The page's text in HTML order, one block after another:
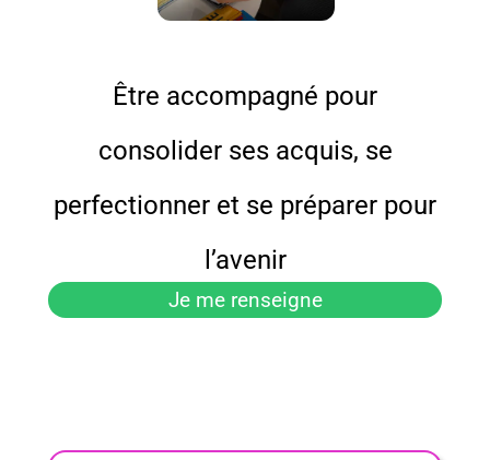
Être accompagné pour
consolider ses acquis, se
perfectionner et se préparer pour
l’avenir
Je me renseigne